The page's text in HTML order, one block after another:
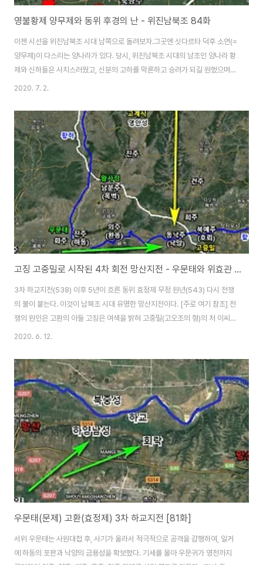
영불황제 양무제와 동위 후경의 난 - 위진남북조 84화
이젠 시선을 위진남북조 시대 남쪽으로 돌려보자.그곳엔 싯다르타 덕후 소연(=
양무제)이 다스리는 양나라가 있다. 당시, 위진남북조 시대의 남조인 양나라 황
제와 신하들은 사치스러웠고, 신분의 고하를 막론하고 승려가 되길 원했으며,
일반 백성들은 가혹한 세금과 굶주림에 시달렸다. 부유했던 강남의 사회가 거
려는 의지가 없었다. "조정에서는 오히려 공덕을 쌓았다(부처에게 돈을 많이 바
쳤으니 다 괜찮다~라는 의미). 조정에서 쓰는 것은 모두 정원에서 나온 식물이
고 하나의 호박을 변화시켜 수십 종류로 만들었고 하나의 나물을 변화시켜 수
십 가지의 맛을 내게 한 것이어서, 변화를 시켜서 많은 것을 만들었으니, 어떤
일에도 손해를 끼치지 않았다."..
2020. 7. 2.
고징 고중밀로 시작된 4차 회전 망산지전 - 우문태와 위효관 [82화]
3차 하교지전(538) 이후 5년이 흐른 동위 효정제 무정 원년(543) 다시 전쟁
의 불이 붙는다. 이것이 남북조 시대 유명한 망산지전이다. [주로 여기 참조] 전
쟁의 원인은 고환의 아들 고징은 여색을 밝혀 고중밀(고오조의 형)의 처 이씨를
강간하려다 미수에 그쳤다. 비슷한 시기에 북예주 자사로 임명된 고중밀은 이
중에 떨어졌다. 이에 동위와 서위의 네 번째 회전이 벌어진다. ▶ 말썽꾸러기 고
징훗날 남북조 시대 북제의 황제게 오르는 고징은 532년 효정제孝靜帝의 누
이동생 풍익장공주馮翊長公主를 아내로 맞습니다. 고징은 14세 때 부친 고
환이 총애하는 희첩 정대거와 간통했다가 부친에 의해 거의 죽을 뻔했습니다.
당시 사마자여가 중간에 ..
2020. 6. 12.
우문태(문제) 고환(효정제) 3차 하교지전 [81화]
서위 우문태는 사원대첩 후, 사기가 올라서 적극적으로 공격을 감행하여, 일거
에 하동의 포판과 낙양의 금용성을 확보했다. 기세를 몰아 우문귀가 영천까지